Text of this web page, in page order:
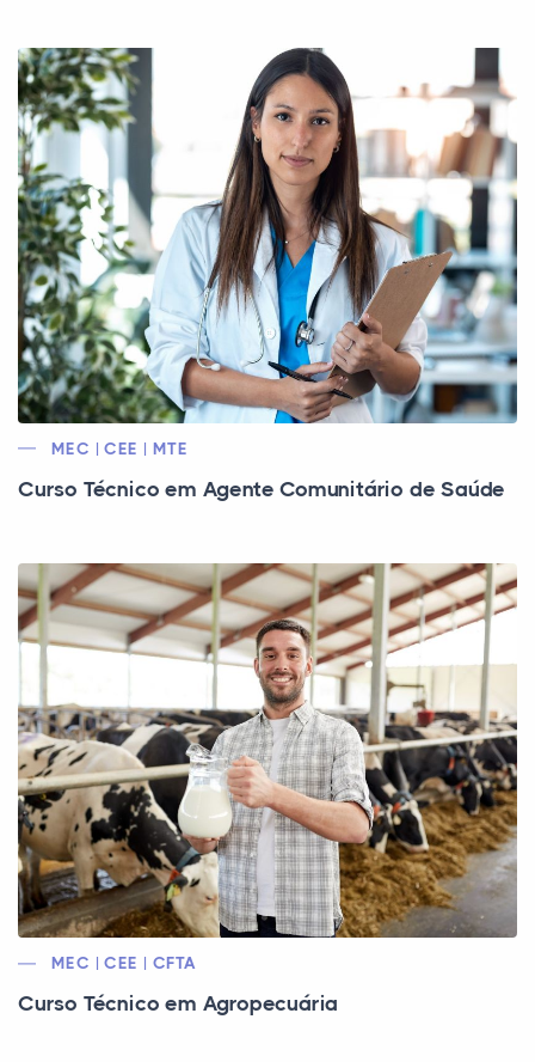
MEC | CEE | MTE
Curso Técnico em Agente Comunitário de Saúde
MEC | CEE | CFTA
Curso Técnico em Agropecuária